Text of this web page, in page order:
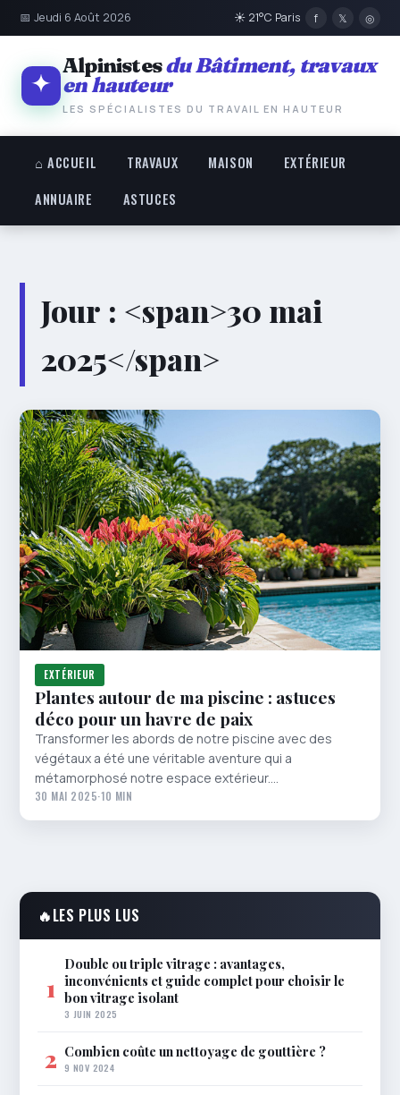
📅 Jeudi 6 Août 2026 ☀ 21°C Paris f 𝕏 ◎
Alpinistesdu Bâtiment, travaux
en hauteur
LES SPÉCIALISTES DU TRAVAIL EN HAUTEUR
⌂ ACCUEIL TRAVAUX MAISON
EXTÉRIEUR
ANNUAIRE
ASTUCES
Jour : <span>30 mai
2025</span>
EXTÉRIEUR
Plantes autour de ma piscine : astuces
déco pour un havre de paix
Transformer les abords de notre piscine avec des
végétaux a été une véritable aventure qui a
métamorphosé notre espace extérieur.…
30 MAI 2025·10 MIN
🔥LES PLUS LUS
1
Double ou triple vitrage : avantages,
inconvénients et guide complet pour choisir le
bon vitrage isolant
3 JUIN 2025
2 Combien coûte un nettoyage de gouttière ?
9 NOV 2024